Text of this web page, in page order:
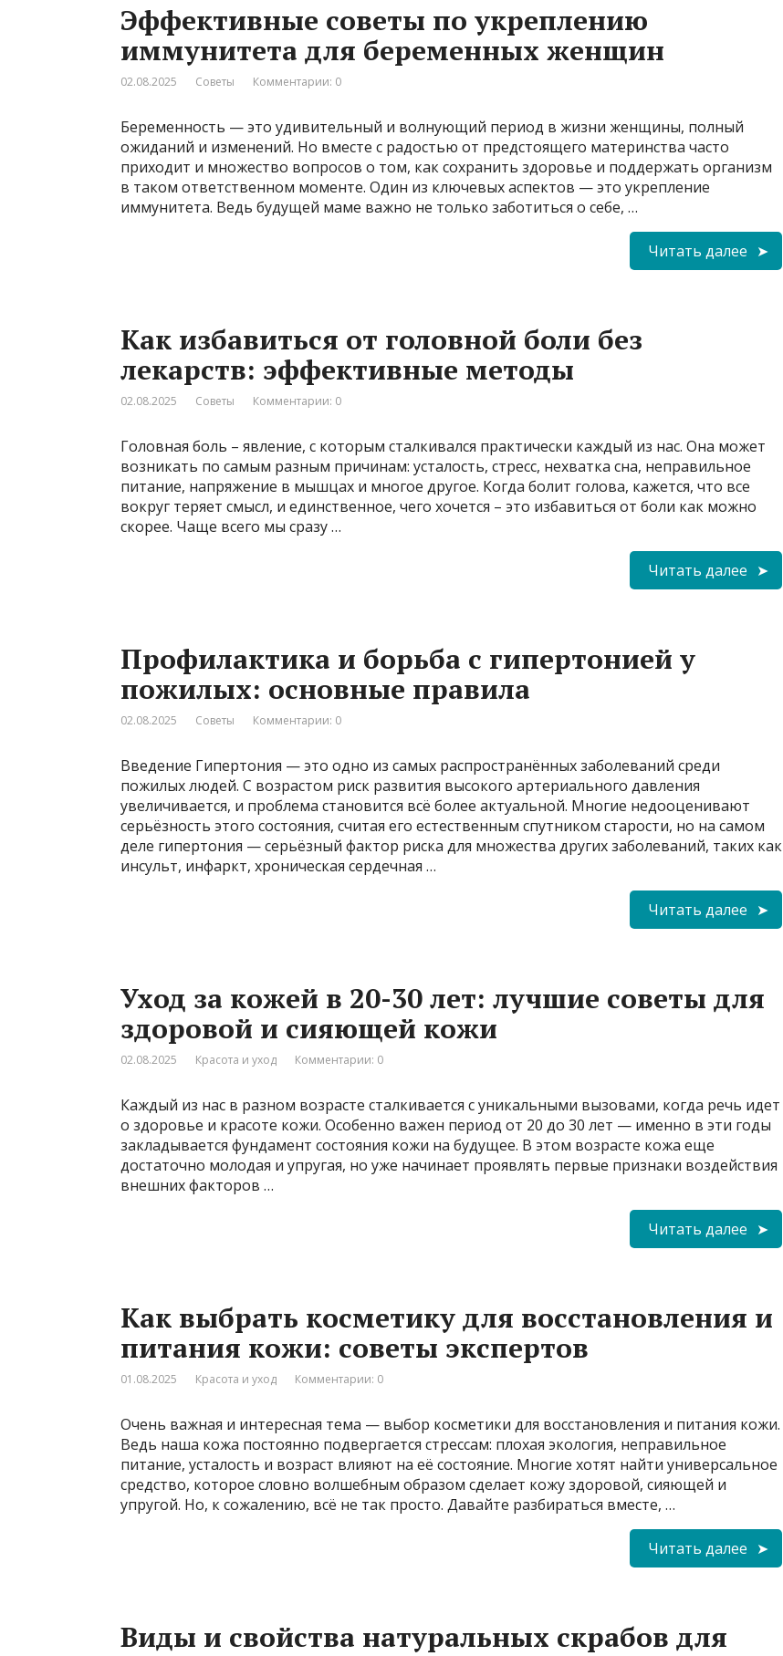
Эффективные советы по укреплению
иммунитета для беременных женщин
02.08.2025 Советы Комментарии: 0
Беременность — это удивительный и волнующий период в жизни женщины, полный
ожиданий и изменений. Но вместе с радостью от предстоящего материнства часто
приходит и множество вопросов о том, как сохранить здоровье и поддержать организм
в таком ответственном моменте. Один из ключевых аспектов — это укрепление
иммунитета. Ведь будущей маме важно не только заботиться о себе, …
Читать далее
Как избавиться от головной боли без
лекарств: эффективные методы
02.08.2025 Советы Комментарии: 0
Головная боль – явление, с которым сталкивался практически каждый из нас. Она может
возникать по самым разным причинам: усталость, стресс, нехватка сна, неправильное
питание, напряжение в мышцах и многое другое. Когда болит голова, кажется, что все
вокруг теряет смысл, и единственное, чего хочется – это избавиться от боли как можно
скорее. Чаще всего мы сразу …
Читать далее
Профилактика и борьба с гипертонией у
пожилых: основные правила
02.08.2025 Советы Комментарии: 0
Введение Гипертония — это одно из самых распространённых заболеваний среди
пожилых людей. С возрастом риск развития высокого артериального давления
увеличивается, и проблема становится всё более актуальной. Многие недооценивают
серьёзность этого состояния, считая его естественным спутником старости, но на самом
деле гипертония — серьёзный фактор риска для множества других заболеваний, таких как
инсульт, инфаркт, хроническая сердечная …
Читать далее
Уход за кожей в 20-30 лет: лучшие советы для
здоровой и сияющей кожи
02.08.2025 Красота и уход Комментарии: 0
Каждый из нас в разном возрасте сталкивается с уникальными вызовами, когда речь идет
о здоровье и красоте кожи. Особенно важен период от 20 до 30 лет — именно в эти годы
закладывается фундамент состояния кожи на будущее. В этом возрасте кожа еще
достаточно молодая и упругая, но уже начинает проявлять первые признаки воздействия
внешних факторов …
Читать далее
Как выбрать косметику для восстановления и
питания кожи: советы экспертов
01.08.2025 Красота и уход Комментарии: 0
Очень важная и интересная тема — выбор косметики для восстановления и питания кожи.
Ведь наша кожа постоянно подвергается стрессам: плохая экология, неправильное
питание, усталость и возраст влияют на её состояние. Многие хотят найти универсальное
средство, которое словно волшебным образом сделает кожу здоровой, сияющей и
упругой. Но, к сожалению, всё не так просто. Давайте разбираться вместе, …
Читать далее
Виды и свойства натуральных скрабов для